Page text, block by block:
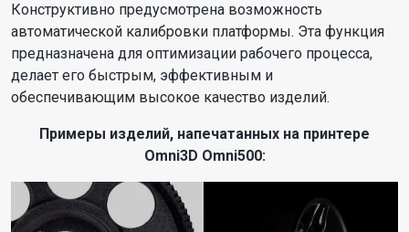
Конструктивно предусмотрена возможность
автоматической калибровки платформы. Эта функция
предназначена для оптимизации рабочего процесса,
делает его быстрым, эффективным и
обеспечивающим высокое качество изделий.
Примеры изделий, напечатанных на принтере
Omni3D Omni500: